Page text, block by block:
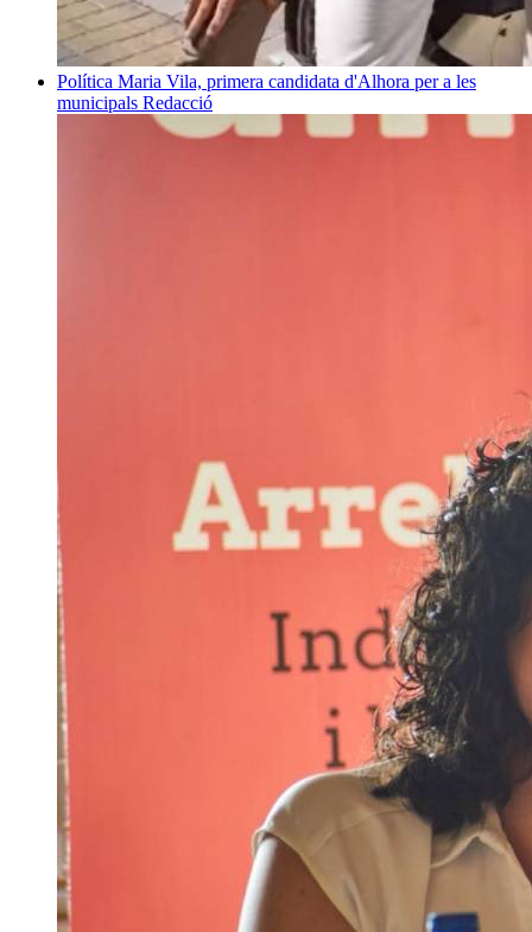
Política Maria Vila, primera candidata d'Alhora per a les
municipals Redacció